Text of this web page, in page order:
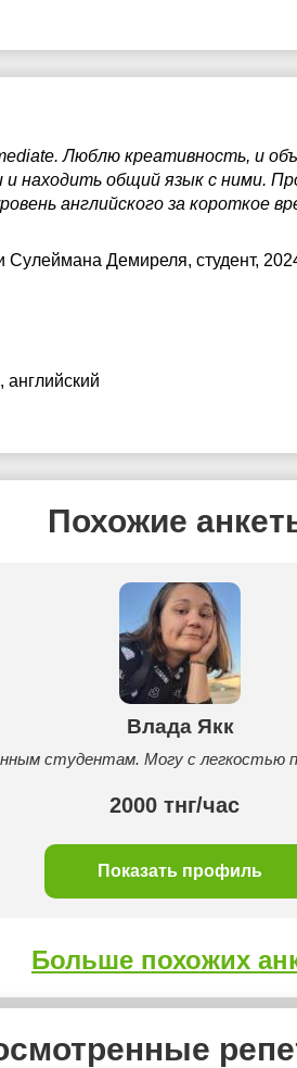
Люблю креативность, и
находить общий язык с ними.
английского за короткое
Сулеймана Демиреля, студент,
, английский
Похожие
Влада Якк
студентам. Могу с легкостью
2000 тнг/час
Показать профиль
Больше похожих